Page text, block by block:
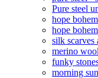
Pure steel
hope
hope
silk scarves
merino
funky
morning